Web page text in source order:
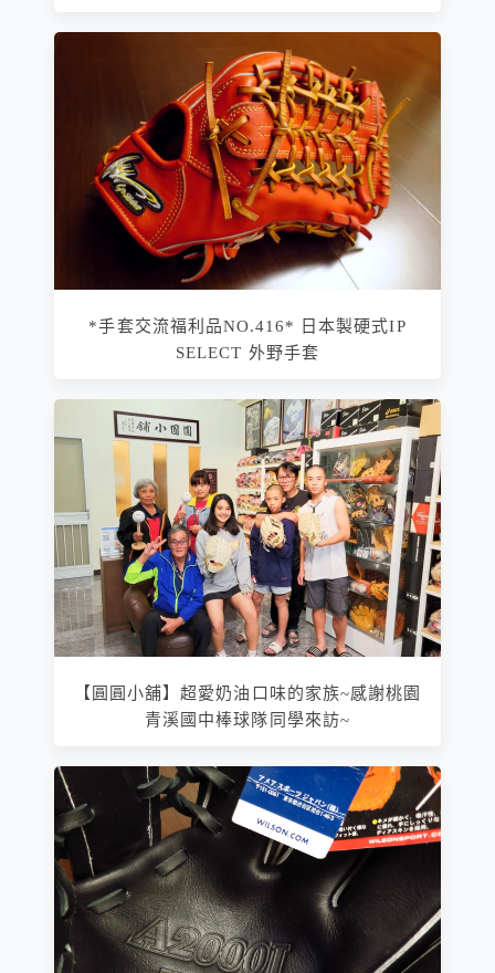
*手套交流福利品NO.416* 日本製硬式IP
SELECT 外野手套
【圓圓小舖】超愛奶油口味的家族~感謝桃園
青溪國中棒球隊同學來訪~